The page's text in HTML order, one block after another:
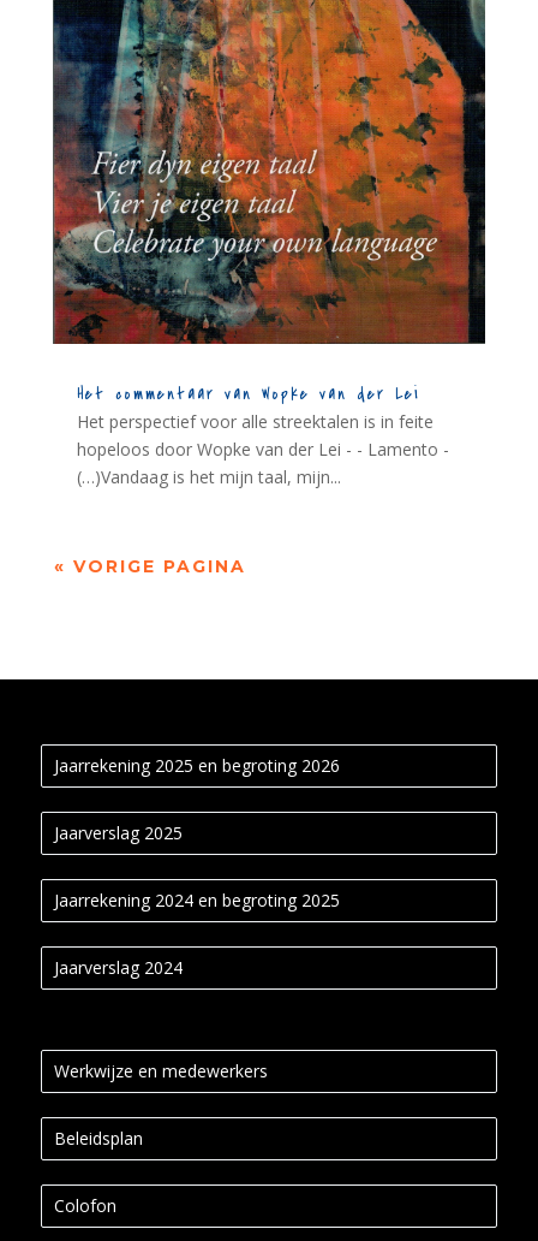
Het commentaar van Wopke van der Lei
Het perspectief voor alle streektalen is in feite
hopeloos door Wopke van der Lei - - Lamento -
(…)Vandaag is het mijn taal, mijn...
« VORIGE PAGINA
Jaarrekening 2025 en begroting 2026
Jaarverslag 2025
Jaarrekening 2024 en begroting 2025
Jaarverslag 2024
Werkwijze en medewerkers
Beleidsplan
Colofon